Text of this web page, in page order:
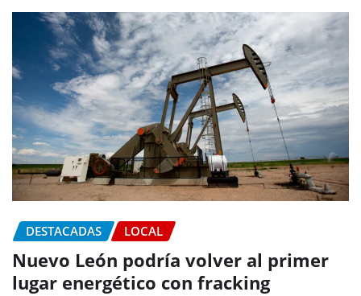
DESTACADAS LOCAL
Nuevo León podría volver al primer
lugar energético con fracking